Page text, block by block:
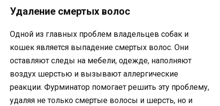
Удаление смертых волос
Одной из главных проблем владельцев собак и
кошек является выпадение смертых волос. Они
оставляют следы на мебели, одежде, наполняют
воздух шерстью и вызывают аллергические
реакции. Фурминатор помогает решить эту проблему,
удаляя не только смертые волосы и шерсть, но и